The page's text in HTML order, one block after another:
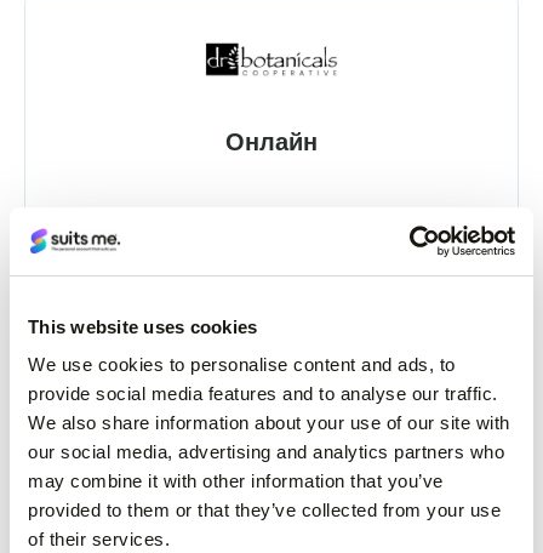
This website uses cookies
We use cookies to personalise content and ads, to
provide social media features and to analyse our traffic.
We also share information about your use of our site with
our social media, advertising and analytics partners who
may combine it with other information that you’ve
provided to them or that they’ve collected from your use
of their services.
Онлайн
Онлайн та в магазині